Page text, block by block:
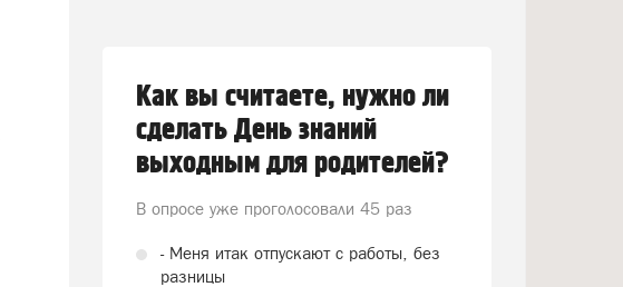
Как вы считаете, нужно ли
сделать День знаний
выходным для родителей?
В опросе уже проголосовали 45 раз
- Меня итак отпускают с работы, без
разницы